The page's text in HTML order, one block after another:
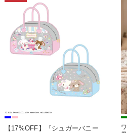
【17%OFF】『シュガーバニー